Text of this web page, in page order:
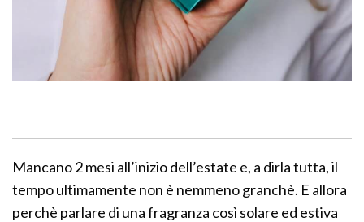
Mancano 2 mesi all’inizio dell’estate e, a dirla tutta, il
tempo ultimamente non è nemmeno granchè. E allora
perchè parlare di una fragranza così solare ed estiva